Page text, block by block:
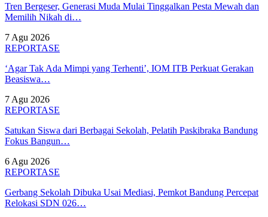
Tren Bergeser, Generasi Muda Mulai Tinggalkan Pesta Mewah dan
Memilih Nikah di…
7 Agu 2026
REPORTASE
‘Agar Tak Ada Mimpi yang Terhenti’, IOM ITB Perkuat Gerakan
Beasiswa…
7 Agu 2026
REPORTASE
Satukan Siswa dari Berbagai Sekolah, Pelatih Paskibraka Bandung
Fokus Bangun…
6 Agu 2026
REPORTASE
Gerbang Sekolah Dibuka Usai Mediasi, Pemkot Bandung Percepat
Relokasi SDN 026…